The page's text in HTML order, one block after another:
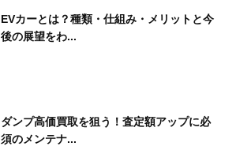
EVカーとは？種類・仕組み・メリットと今
後の展望をわ...
ダンプ高価買取を狙う！査定額アップに必
須のメンテナ...